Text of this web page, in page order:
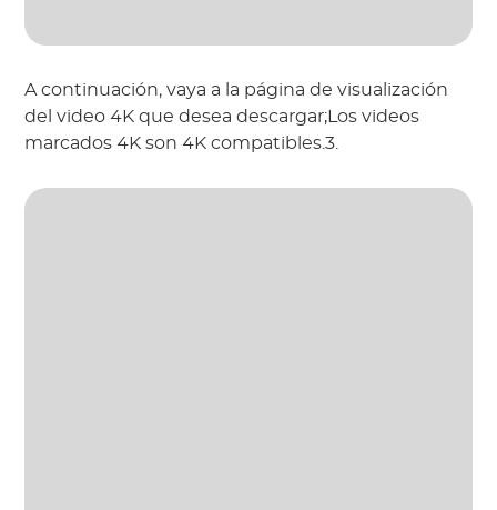
A continuación, vaya a la página de visualización
del video 4K que desea descargar;Los videos
marcados 4K son 4K compatibles.3.